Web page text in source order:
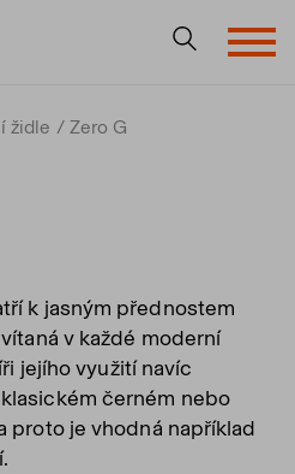
židle Zero G
k jasným přednostem
v každé moderní
jejího využití navíc
černém nebo
proto je vhodná například